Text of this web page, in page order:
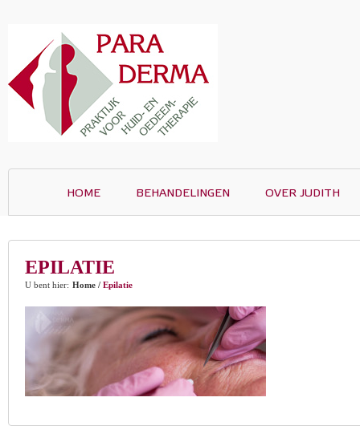
HOME BEHANDELINGEN OVER JUDITH
EPILATIE
U bent hier: Home / Epilatie